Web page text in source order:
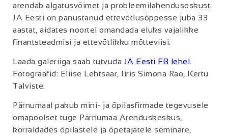
arendab algatusvõimet ja probleemilahendusoskust.
JA Eesti on panustanud ettevõtlusõppesse juba 33
aastat, aidates noortel omandada eluks vajalikke
finantsteadmisi ja ettevõtlikku mõtteviisi.
Laada galeriiga saab tutvuda JA Eesti FB lehel.
Fotograafid: Eliise Lehtsaar, Iiris Simona Rao, Kertu
Talviste.
Pärnumaal pakub mini- ja õpilasfirmade tegevusele
omapoolset tuge Pärnumaa Arenduskeskus,
korraldades õpilastele ja õpetajatele seminare,